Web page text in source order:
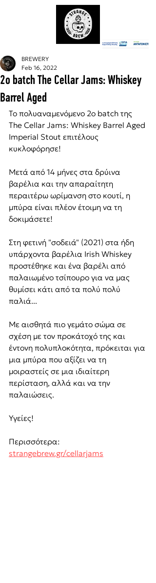
2ο batch The Cellar Jams: Whiskey
Barrel Aged
BREWERY
Feb 16, 2022
Το πολυαναμενόμενο 2ο batch της
The Cellar Jams: Whiskey Barrel Aged
Imperial Stout επιτέλους
κυκλοφόρησε!
Μετά από 14 μήνες στα δρύινα
βαρέλια και την απαραίτητη
περαιτέρω ωρίμανση στο κουτί, η
μπύρα είναι πλέον έτοιμη να τη
δοκιμάσετε!
Στη φετινή "σοδειά" (2021) στα ήδη
υπάρχοντα βαρέλια Irish Whiskey
προστέθηκε και ένα βαρέλι από
παλαιωμένο τσίπουρο για να μας
θυμίσει κάτι από τα πολύ πολύ
παλιά...
Με αισθητά πιο γεμάτο σώμα σε
σχέση με τον προκάτοχό της και
έντονη πολυπλοκότητα, πρόκειται για
μια μπύρα που αξίζει να τη
μοιραστείς σε μια ιδιαίτερη
περίσταση, αλλά και να την
παλαιώσεις.
Υγείες!
Περισσότερα:
strangebrew.gr/cellarjams